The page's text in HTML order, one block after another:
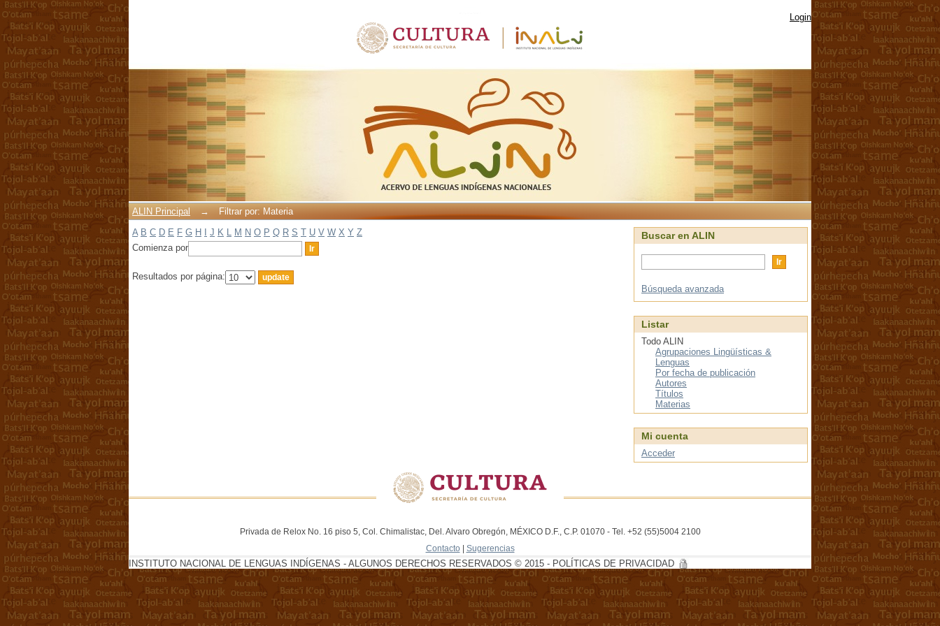
Login
ALIN Principal →
Filtrar por: Materia
A B C D E F G H J K L M N O P Q R S T U V W X Y Z
Comienza por
Resultados por página:
Buscar en ALIN
Búsqueda avanzada
Listar
Todo ALIN
Agrupaciones Lingüísticas &
Lenguas
Por fecha de publicación
Autores
Títulos
Materias
Mi cuenta
Acceder
Privada de Relox No. 16 piso 5, Col. Chimalistac, Del. Alvaro Obregón, MÉXICO D.F., C.P. 01070 - Tel. +52 (55)5004 2100
Contacto | Sugerencias
INSTITUTO NACIONAL DE LENGUAS INDÍGENAS - ALGUNOS DERECHOS RESERVADOS © 2015 - POLÍTICAS DE PRIVACIDAD